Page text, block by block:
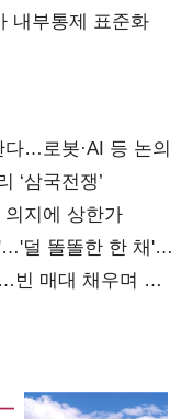
내부통제 표준화
…로봇·AI 등 논의
‘삼국전쟁’
지에 상한가
덜 똘똘한 한 채'
빈 매대 채우며 문